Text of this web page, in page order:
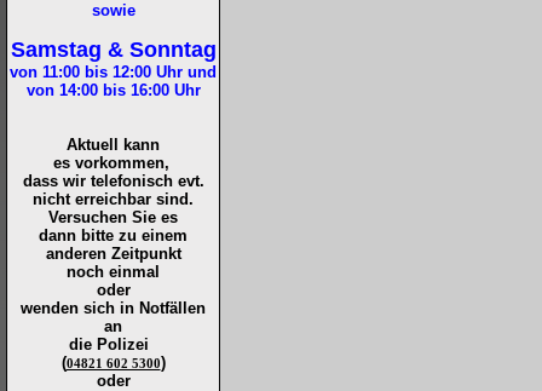
sowie
Samstag & Sonntag
von 11:00 bis 12:00 Uhr und
von 14:00 bis 16:00Uhr
Aktuell kann
es vorkommen,
dass wir telefonisch evt.
nicht erreichbar sind.
Versuchen Sie es
dann bitte zu einem
anderen Zeitpunkt
noch einmal
oder
wenden sich in Notfällen
an
die Polizei
(04821 602 5300)
oder